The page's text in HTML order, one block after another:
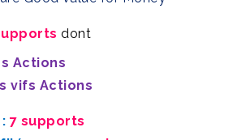
dont
Actions
vifs Actions
7 supports